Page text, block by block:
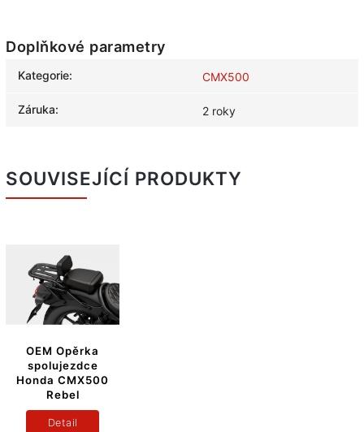
Doplňkové parametry
Kategorie: CMX500
Záruka: 2 roky
SOUVISEJÍCÍ PRODUKTY
OEM Opěrka
spolujezdce
Honda CMX500
Rebel
Detail